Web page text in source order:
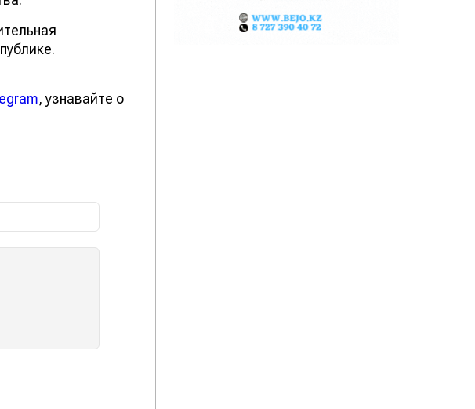
, узнавайте о